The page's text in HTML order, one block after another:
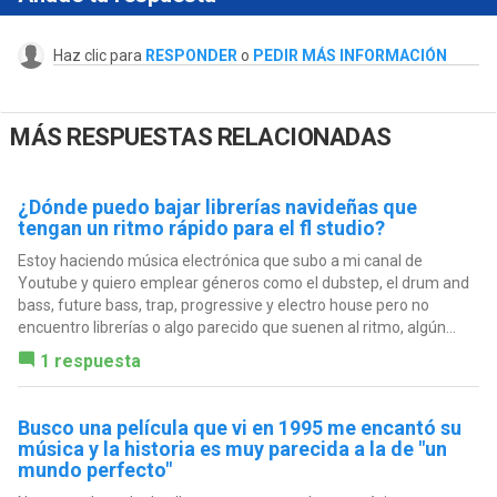
Haz clic para RESPONDER o PEDIR MÁS INFORMACIÓN
MÁS RESPUESTAS RELACIONADAS
¿Dónde puedo bajar librerías navideñas que
tengan un ritmo rápido para el fl studio?
Estoy haciendo música electrónica que subo a mi canal de
Youtube y quiero emplear géneros como el dubstep, el drum and
bass, future bass, trap, progressive y electro house pero no
encuentro librerías o algo parecido que suenen al ritmo, algún...
1 respuesta
Busco una película que vi en 1995 me encantó su
música y la historia es muy parecida a la de "un
mundo perfecto"